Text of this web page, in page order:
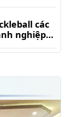
triển
các
nghiệp